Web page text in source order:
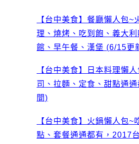
【台中美食】餐廳懶人包~
理、燒烤、吃到飽、義大
館、早午餐、漢堡 (6/15更
【台中美食】日本料理懶
司、拉麵、定食、甜點通
間)
【台中美食】火鍋懶人包~
點、套餐通通都有，2017